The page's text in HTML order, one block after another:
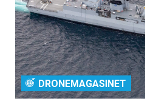
DRONEMAGASINET